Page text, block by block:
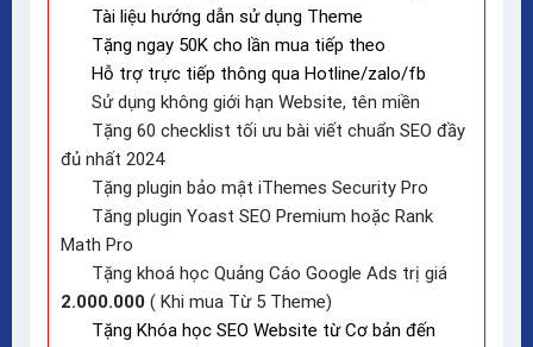
Tài liệu hướng dẫn sử dụng Theme
Tặng ngay 50K cho lần mua tiếp theo
Hỗ trợ trực tiếp thông qua Hotline/zalo/fb
Sử dụng không giới hạn Website, tên miền
Tặng 60 checklist tối ưu bài viết chuẩn SEO đầy
đủ nhất 2024
Tặng plugin bảo mật iThemes Security Pro
Tăng plugin Yoast SEO Premium hoặc Rank
Math Pro
Tặng khoá học Quảng Cáo Google Ads trị giá
2.000.000 ( Khi mua Từ 5 Theme)
Tặng Khóa học SEO Website từ Cơ bản đến